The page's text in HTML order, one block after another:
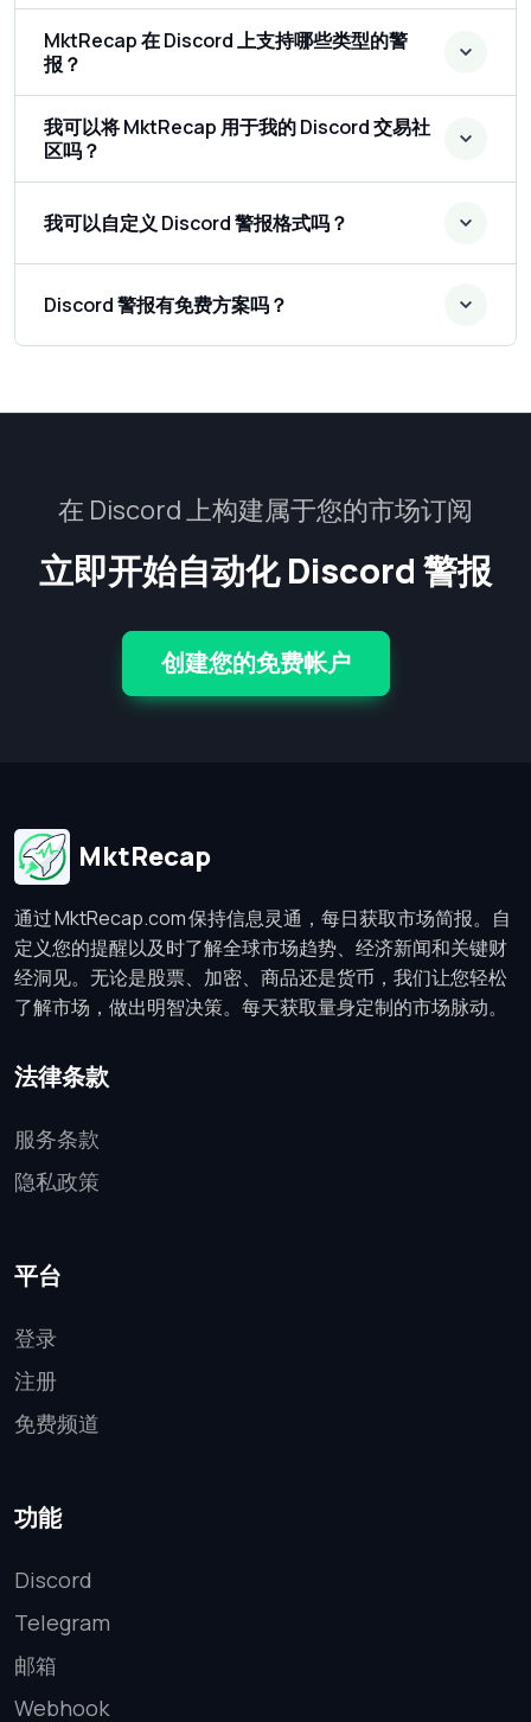
MktRecap 在 Discord 上支持哪些类型的警
报？
我可以将 MktRecap 用于我的 Discord 交易社
区吗？
我可以自定义 Discord 警报格式吗？
Discord 警报有免费方案吗？
在 Discord 上构建属于您的市场订阅
立即开始自动化 Discord 警报
创建您的免费帐户
MktRecap
通过 MktRecap.com 保持信息灵通，每日获取市场简报。自
定义您的提醒以及时了解全球市场趋势、经济新闻和关键财
经洞见。无论是股票、加密、商品还是货币，我们让您轻松
了解市场，做出明智决策。每天获取量身定制的市场脉动。
法律条款
服务条款
隐私政策
平台
登录
注册
免费频道
功能
Discord
Telegram
邮箱
Webhook